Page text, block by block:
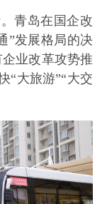
青岛在国企改
”发展格局的决
业改革攻势推
“大旅游”“大交